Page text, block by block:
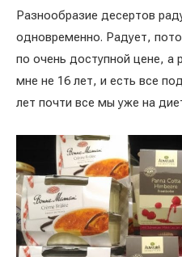
Разнообразие десертов
одновременно. Радует,
по очень доступной цене, а
мне не 16 лет, и есть все
лет почти все мы уже на